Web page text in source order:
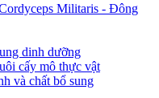
Militaris - Đông
dinh dưỡng
cấy mô thực vật
và chất bổ sung